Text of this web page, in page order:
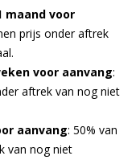
maand voor
prijs onder aftrek
voor aanvang:
aftrek van nog niet
aanvang: 50% van
van nog niet